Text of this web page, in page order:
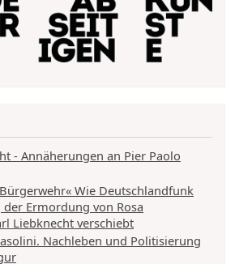
- Annäherungen an Pier Paolo
Wie Deutschlandfunk
Ermordung von Rosa
Liebknecht verschiebt
Nachleben und Politisierung